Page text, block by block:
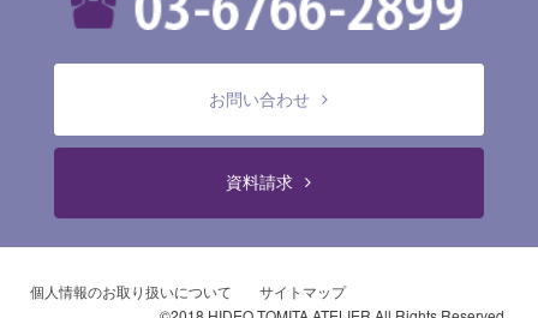
お問い合わせ
資料請求
個人情報のお取り扱いについて
サイトマップ